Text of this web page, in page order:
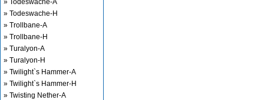
» Todeswache-A
» Todeswache-H
» Trollbane-A
» Trollbane-H
» Turalyon-A
» Turalyon-H
» Twilight`s Hammer-A
» Twilight`s Hammer-H
» Twisting Nether-A